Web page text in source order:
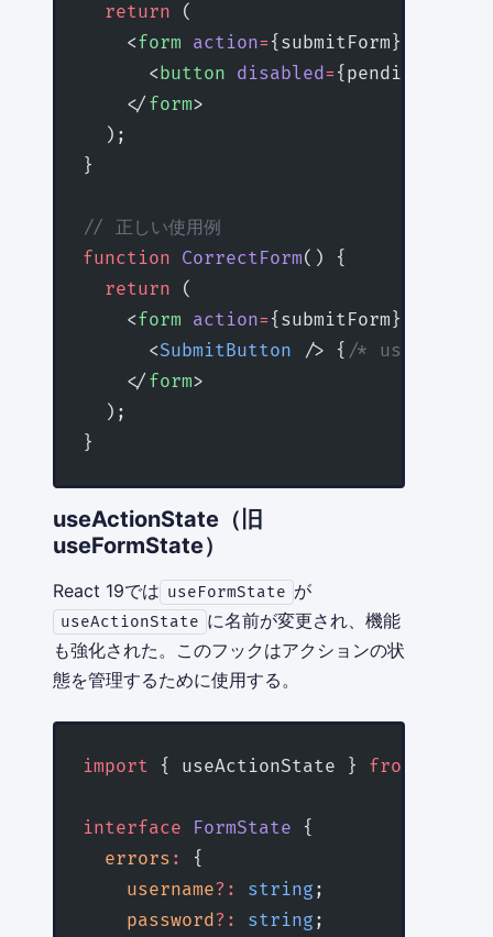
  return
(
    <
form action= {submitForm}>
      <
button disabled= {pending}>送信
    </
form>
  );
}
// 正しい使用例
function CorrectForm() {
  return
(
    <
form action= {submitForm}>
      <
SubmitButton /> { /*
    </
form>
  );
}
useActionState（旧
useFormState）
React 19では useFormState が
useActionState に名前が変更され、機能
も強化された。このフックはアクションの状
態を管理するために使用する。
import { useActionState } from
interface FormState {
  errors
:
{
    username
?: string ;
    password
?: string ;